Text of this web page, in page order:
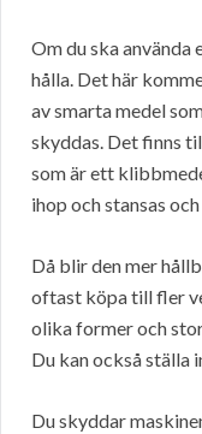
Om du ska
hålla. Det här
av smarta medel
skyddas. Det finns
som är ett
ihop och stansas
Då blir den mer
oftast köpa till fler
olika former och
Du kan också ställa
Du skyddar